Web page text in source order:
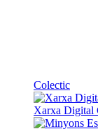
Colectic
Xarxa Digital